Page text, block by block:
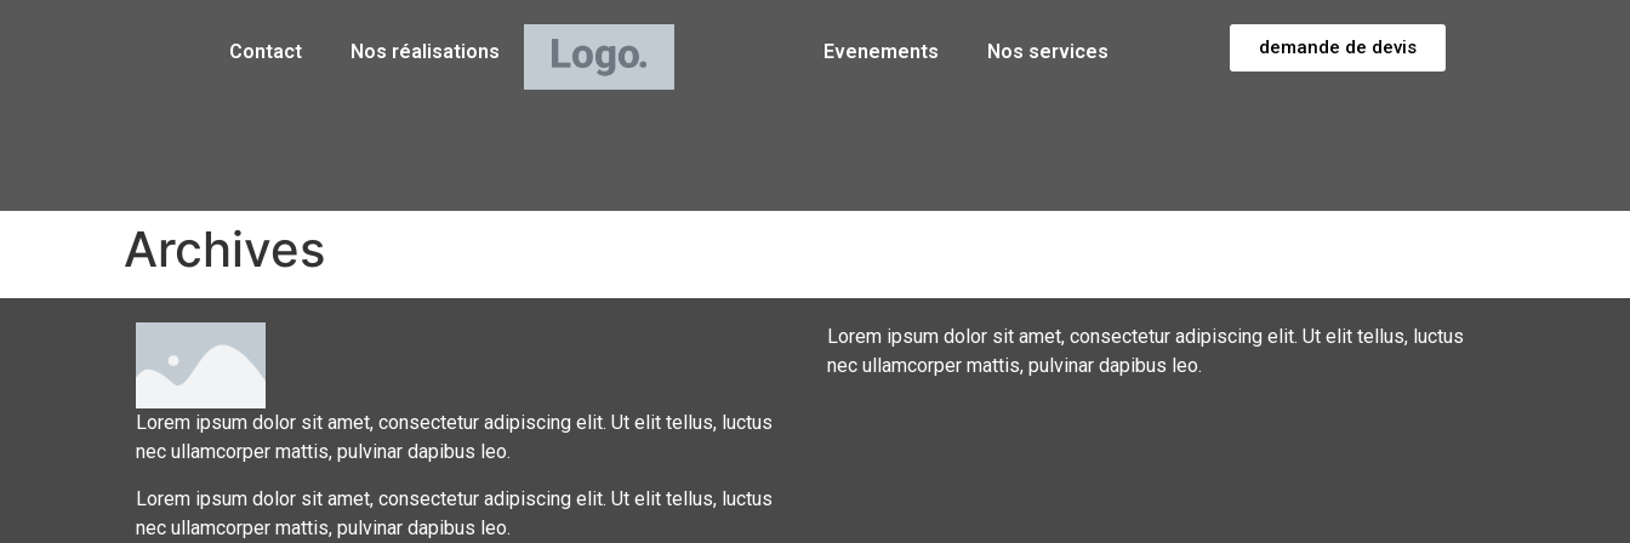
Contact Nos réalisations Evenements Nos services demande de devis
Archives
Lorem ipsum dolor sit amet, consectetur adipiscing elit. Ut elit tellus, luctus
nec ullamcorper mattis, pulvinar dapibus leo.
Lorem ipsum dolor sit amet, consectetur adipiscing elit. Ut elit tellus, luctus
nec ullamcorper mattis, pulvinar dapibus leo.
Lorem ipsum dolor sit amet, consectetur adipiscing elit. Ut elit tellus, luctus
nec ullamcorper mattis, pulvinar dapibus leo.